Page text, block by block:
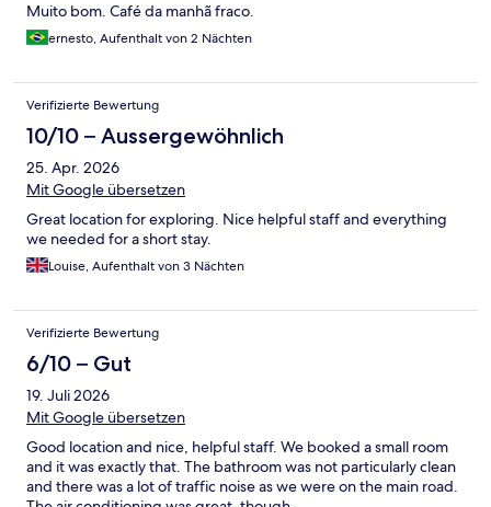
Muito bom. Café da manhã fraco.
ernesto, Aufenthalt von 2 Nächten
Verifizierte Bewertung
10/10 – Aussergewöhnlich
25. Apr. 2026
Mit Google übersetzen
Great location for exploring. Nice helpful staff and everything
we needed for a short stay.
Louise, Aufenthalt von 3 Nächten
Verifizierte Bewertung
6/10 – Gut
19. Juli 2026
Mit Google übersetzen
Good location and nice, helpful staff. We booked a small room
and it was exactly that. The bathroom was not particularly clean
and there was a lot of traffic noise as we were on the main road.